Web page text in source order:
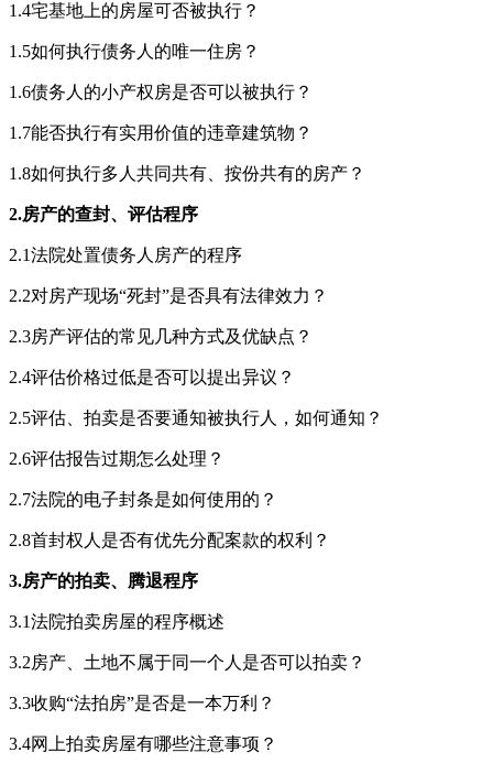
1.4宅基地上的房屋可否被执行？
1.5如何执行债务人的唯一住房？
1.6债务人的小产权房是否可以被执行？
1.7能否执行有实用价值的违章建筑物？
1.8如何执行多人共同共有、按份共有的房产？
2.房产的查封、评估程序
2.1法院处置债务人房产的程序
2.2对房产现场“死封”是否具有法律效力？
2.3房产评估的常见几种方式及优缺点？
2.4评估价格过低是否可以提出异议？
2.5评估、拍卖是否要通知被执行人，如何通知？
2.6评估报告过期怎么处理？
2.7法院的电子封条是如何使用的？
2.8首封权人是否有优先分配案款的权利？
3.房产的拍卖、腾退程序
3.1法院拍卖房屋的程序概述
3.2房产、土地不属于同一个人是否可以拍卖？
3.3收购“法拍房”是否是一本万利？
3.4网上拍卖房屋有哪些注意事项？